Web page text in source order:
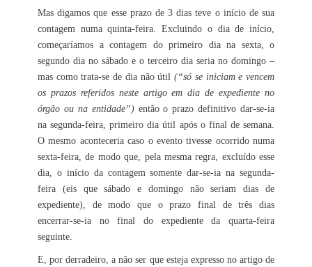
Mas digamos que esse prazo de 3 dias teve o início de sua
contagem numa quinta-feira. Excluindo o dia de início,
começaríamos a contagem do primeiro dia na sexta, o
segundo dia no sábado e o terceiro dia seria no domingo –
mas como trata-se de dia não útil(“só se iniciam e vencem
os prazos referidos neste artigo em dia de expediente no
órgão ou na entidade”)então o prazo definitivo dar-se-ia
na segunda-feira, primeiro dia útil após o final de semana.
O mesmo aconteceria caso o evento tivesse ocorrido numa
sexta-feira, de modo que, pela mesma regra, excluído esse
dia, o início da contagem somente dar-se-ia na segunda-
feira (eis que sábado e domingo não seriam dias de
expediente), de modo que o prazo final de três dias
encerrar-se-ia no final do expediente da quarta-feira
seguinte.
E, por derradeiro, a não ser que esteja expresso no artigo de